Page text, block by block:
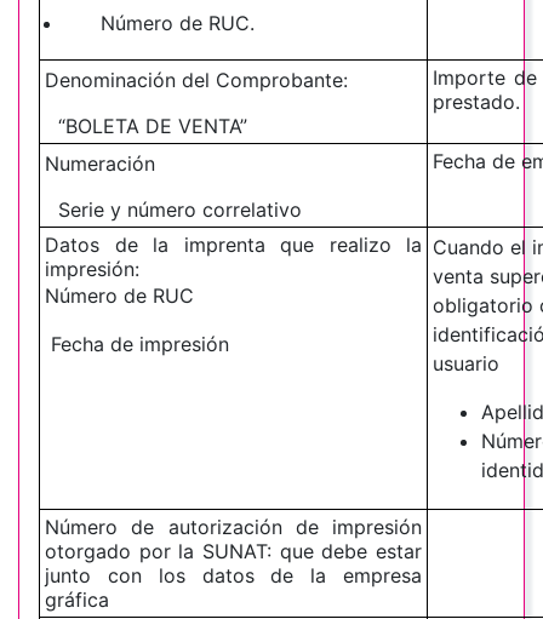
Número de RUC.
Denominación del Comprobante:
“BOLETA DE VENTA”
Importe
prestado.
Numeración
Serie y número correlativo
Fecha de
Datos de la imprenta que realizo la
impresión:
Número de RUC
Fecha de impresión
Cuando el
venta
obligatorio
usuario
Número de autorización de impresión
otorgado por la SUNAT: que debe estar
junto con los datos de la empresa
gráfica